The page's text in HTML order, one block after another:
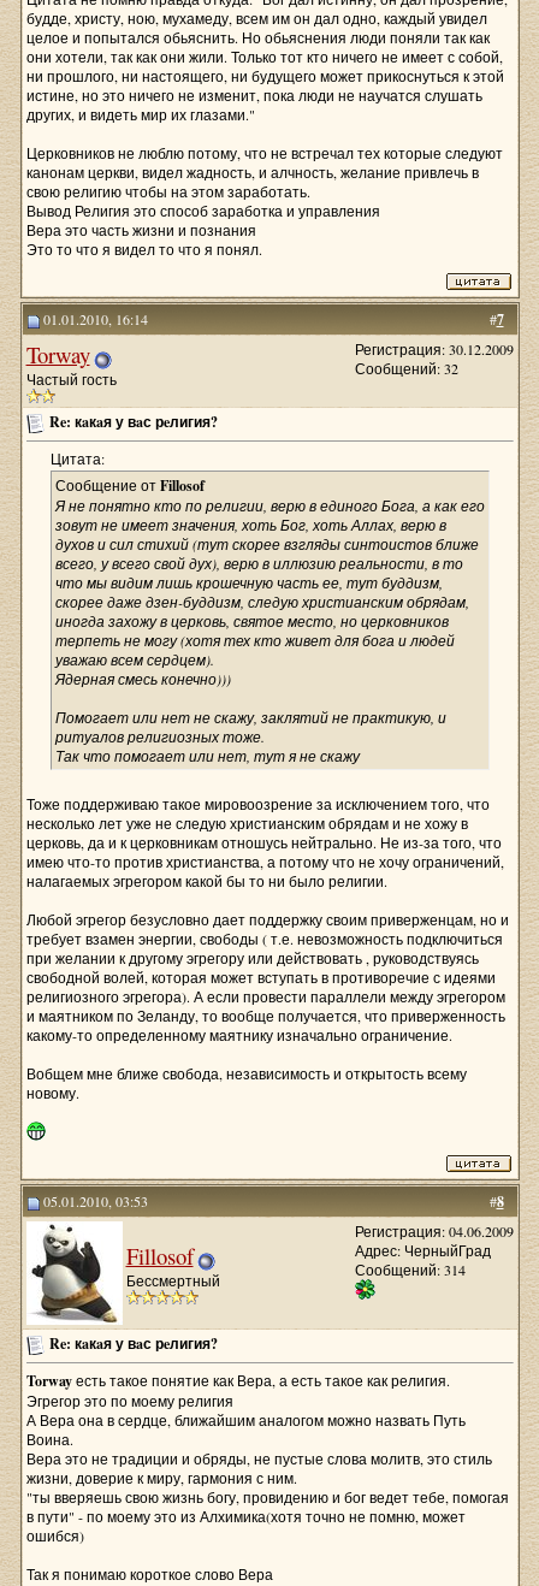
будде, христу, ною, мухамеду, всем им он дал одно, каждый увидел
целое и попытался обьяснить. Но обьяснения люди поняли так как
они хотели, так как они жили. Только тот кто ничего не имеет с собой,
ни прошлого, ни настоящего, ни будущего может прикоснуться к этой
истине, но это ничего не изменит, пока люди не научатся слушать
других, и видеть мир их глазами."
Церковников не люблю потому, что не встречал тех которые следуют
канонам церкви, видел жадность, и алчность, желание привлечь в
свою религию чтобы на этом заработать.
Вывод Религия это способ заработка и управления
Вера это часть жизни и познания
Это то что я видел то что я понял.
#7
01.01.2010, 16:14
Torway
Частый гость
Регистрация: 30.12.2009
Сообщений: 32
Re: кaкaя у вaс рeлигия?
Цитата:
Сообщение отFillosof
Я не понятно кто по религии, верю в единого Бога, а как его
зовут не имеет значения, хоть Бог, хоть Аллах, верю в
духов и сил стихий (тут скорее взгляды синтоистов ближе
всего, у всего свой дух), верю в иллюзию реальности, в то
что мы видим лишь крошечную часть ее, тут буддизм,
скорее даже дзен-буддизм, следую христианским обрядам,
иногда захожу в церковь, святое место, но церковников
терпеть не могу (хотя тех кто живет для бога и людей
уважаю всем сердцем).
Ядерная смесь конечно)))
Помогает или нет не скажу, заклятий не практикую, и
ритуалов религиозных тоже.
Так что помогает или нет, тут я не скажу
Тоже поддерживаю такое мировоозрение за исключением того, что
несколько лет уже не следую христианским обрядам и не хожу в
церковь, да и к церковникам отношусь нейтрально. Не из-за того, что
имею что-то против христианства, а потому что не хочу ограничений,
налагаемых эгрегором какой бы то ни было религии.
Любой эгрегор безусловно дает поддержку своим приверженцам, но и
требует взамен энергии, свободы ( т.е. невозможность подключиться
при желании к другому эгрегору или действовать , руководствуясь
свободной волей, которая может вступать в противоречие с идеями
религиозного эгрегора). А если провести параллели между эгрегором
и маятником по Зеланду, то вообще получается, что приверженность
какому-то определенному маятнику изначально ограничение.
Вобщем мне ближе свобода, независимость и открытость всему
новому.
#8
05.01.2010, 03:53
Fillosof
Бессмертный
Регистрация: 04.06.2009
Адрес: ЧерныйГрад
Сообщений: 314
Re: кaкaя у вaс рeлигия?
Torwayесть такое понятие как Вера, а есть такое как религия.
Эгрегор это по моему религия
А Вера она в сердце, ближайшим аналогом можно назвать Путь
Воина.
Вера это не традиции и обряды, не пустые слова молитв, это стиль
жизни, доверие к миру, гармония с ним.
"ты вверяешь свою жизнь богу, провидению и бог ведет тебе, помогая
в пути" - по моему это из Алхимика(хотя точно не помню, может
ошибся)
Так я понимаю короткое слово Вера